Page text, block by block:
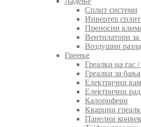
Сплит системи
Инвертер
Преносни
Вентилатори
Воздушни
Греење
Греалки на гас
Греалки за бања
Електрични
Електрични
Калорифери
Кварцни
Панелни